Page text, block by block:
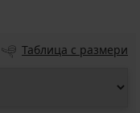
Таблица с размери